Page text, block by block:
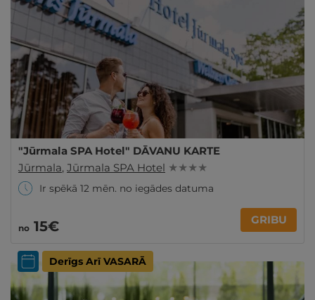
"Jūrmala SPA Hotel" DĀVANU KARTE
Jūrmala, Jūrmala SPA Hotel ★ ★ ★ ★
Ir spēkā 12 mēn. no iegādes datuma
no 15€ GRIBU
Derīgs Arī VASARĀ